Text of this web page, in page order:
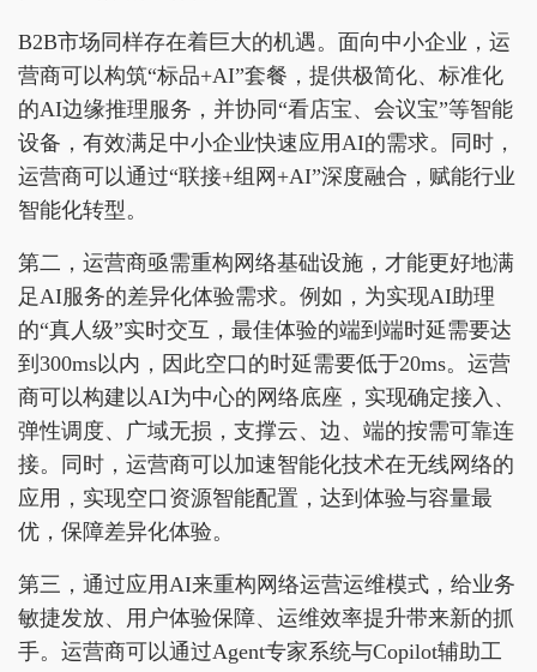
B2B市场同样存在着巨大的机遇。面向中小企业，运
营商可以构筑“标品+AI”套餐，提供极简化、标准化
的AI边缘推理服务，并协同“看店宝、会议宝”等智能
设备，有效满足中小企业快速应用AI的需求。同时，
运营商可以通过“联接+组网+AI”深度融合，赋能行业
智能化转型。
第二，运营商亟需重构网络基础设施，才能更好地满
足AI服务的差异化体验需求。例如，为实现AI助理
的“真人级”实时交互，最佳体验的端到端时延需要达
到300ms以内，因此空口的时延需要低于20ms。运营
商可以构建以AI为中心的网络底座，实现确定接入、
弹性调度、广域无损，支撑云、边、端的按需可靠连
接。同时，运营商可以加速智能化技术在无线网络的
应用，实现空口资源智能配置，达到体验与容量最
优，保障差异化体验。
第三，通过应用AI来重构网络运营运维模式，给业务
敏捷发放、用户体验保障、运维效率提升带来新的抓
手。运营商可以通过Agent专家系统与Copilot辅助工